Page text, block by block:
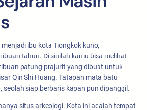
ibu kota Tiongkok kuno,
tahun. Di sinilah kamu bisa melihat
patung prajurit yang dibuat untuk
Qin Shi Huang. Tatapan mata batu
seolah siap berbaris kapan pun dipanggil.
situs arkeologi. Kota ini adalah tempat